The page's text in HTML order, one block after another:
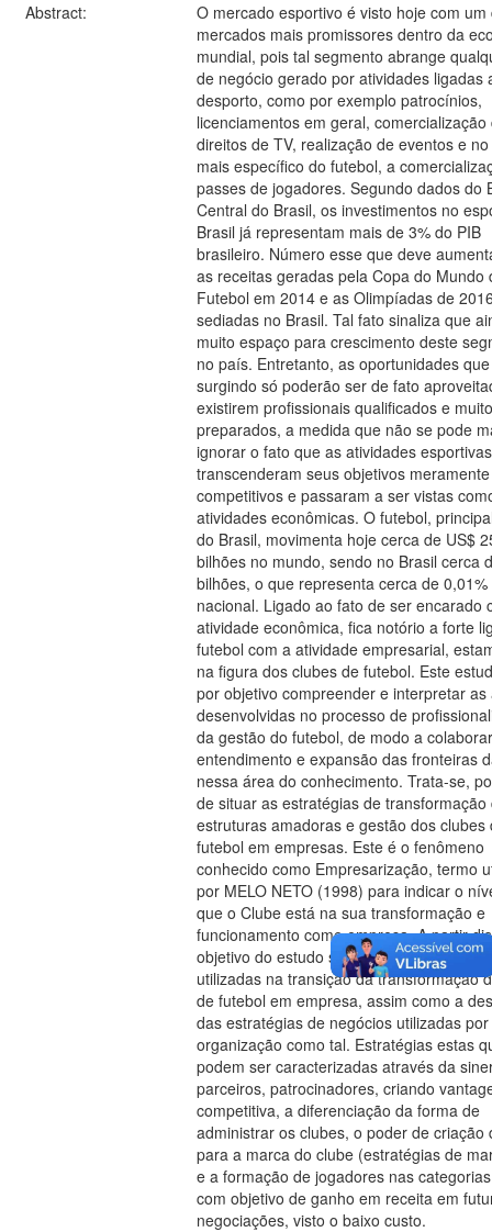
Abstract:
O mercado esportivo é visto hoje com um
mercados mais promissores dentro da
mundial, pois tal segmento abrange
de negócio gerado por atividades ligadas
desporto, como por exemplo patrocínios,
licenciamentos em geral, comercialização
direitos de TV, realização de eventos e
mais específico do futebol, a
passes de jogadores. Segundo dados do
Central do Brasil, os investimentos no
Brasil já representam mais de 3% do PIB
brasileiro. Número esse que deve
as receitas geradas pela Copa do Mundo
Futebol em 2014 e as Olimpíadas de
sediadas no Brasil. Tal fato sinaliza que
muito espaço para crescimento deste
no país. Entretanto, as oportunidades
surgindo só poderão ser de fato
existirem profissionais qualificados e
preparados, a medida que não se pode
ignorar o fato que as atividades esportivas
transcenderam seus objetivos meramente
competitivos e passaram a ser vistas
atividades econômicas. O futebol,
do Brasil, movimenta hoje cerca de US$
bilhões no mundo, sendo no Brasil cerca
bilhões, o que representa cerca de 0,01%
nacional. Ligado ao fato de ser encarado
atividade econômica, fica notório a forte
futebol com a atividade empresarial,
na figura dos clubes de futebol. Este
por objetivo compreender e interpretar as
desenvolvidas no processo de
da gestão do futebol, de modo a
entendimento e expansão das fronteiras
nessa área do conhecimento. Trata-se,
de situar as estratégias de transformação
estruturas amadoras e gestão dos clubes
futebol em empresas. Este é o fenômeno
conhecido como Empresarização, termo
por MELO NETO (1998) para indicar o
que o Clube está na sua transformação e
funcionamento como empresa. A partir
objetivo do estudo será mostrar as
utilizadas na transição da transformação
de futebol em empresa, assim como a
das estratégias de negócios utilizadas
organização como tal. Estratégias estas
podem ser caracterizadas através da
parceiros, patrocinadores, criando
competitiva, a diferenciação da forma de
administrar os clubes, o poder de criação
para a marca do clube (estratégias de
e a formação de jogadores nas
com objetivo de ganho em receita em
negociações, visto o baixo custo.